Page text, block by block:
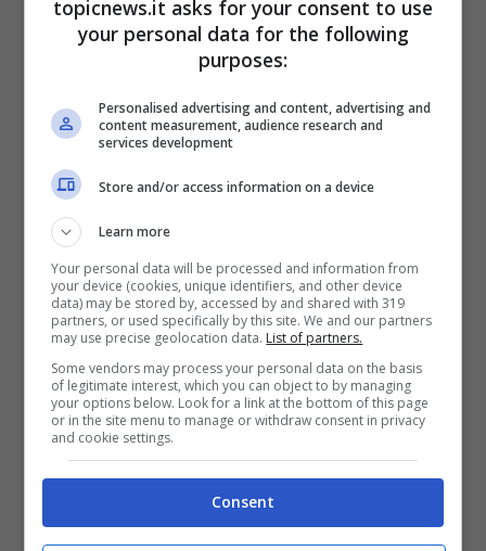
La seconda tipologia indica una persona
onesta, responsabile e molto protettiva quando
si tratta di sé e degli altri. Si cerca di lavorare in
personalità e la gente si fida di te. Una persona
che possiamo definire brillante, spiritosa e con
un pensiero fluido. Un cuore praticamente
nobile, che comprende e perdona.
Ecco i risultati
topicnews.it asks for your consent to use
your personal data for the following
purposes:
Personalised advertising and content, advertising and
content measurement, audience research and
services development
Store and/or access information on a device
Learn more
Your personal data will be processed and information from
your device (cookies, unique identifiers, and other device
data) may be stored by, accessed by and shared with 319
partners, or used specifically by this site. We and our partners
may use precise geolocation data. List of partners.
Some vendors may process your personal data on the basis
of legitimate interest, which you can object to by managing
your options below. Look for a link at the bottom of this page
or in the site menu to manage or withdraw consent in privacy
and cookie settings.
Consent